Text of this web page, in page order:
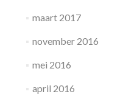
maart 2017
november 2016
mei 2016
april 2016